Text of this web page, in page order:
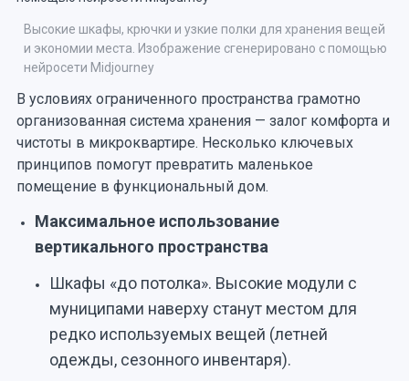
Высокие шкафы, крючки и узкие полки для хранения вещей
и экономии места. Изображение сгенерировано с помощью
нейросети Midjourney
В условиях ограниченного пространства грамотно
организованная система хранения — залог комфорта и
чистоты в микроквартире. Несколько ключевых
принципов помогут превратить маленькое
помещение в функциональный дом.
Максимальное использование
вертикального пространства
Шкафы «до потолка». Высокие модули с
муниципами наверху станут местом для
редко используемых вещей (летней
одежды, сезонного инвентаря).